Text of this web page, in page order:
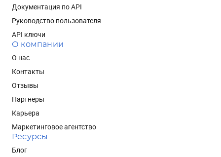
Документация по API
Руководство пользователя
API ключи
О компании
О нас
Контакты
Отзывы
Партнеры
Карьера
Маркетинговое агентство
Ресурсы
Блог